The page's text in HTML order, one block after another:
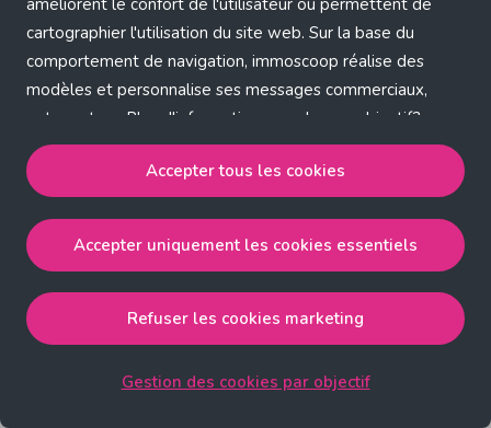
cartographier l'utilisation du site web. Sur la base du
comportement de navigation, immoscoop réalise des
modèles et personnalise ses messages commerciaux,
entre autres. Plus d'informations sur chaque objectif?
Cliquez sur 'Gestion des cookies par objectif'.
Notre politique de cookies
Accepter tous les cookies
strictement nécessaires, performance, fonctionnalité et
publicité ciblée.
Accepter uniquement les cookies essentielsaccepte
les cookies strictement nécessaires.
Accepter tous les cookies
Accepter uniquement les cookies essentiels
Refuser les cookies marketing
Gestion des cookies par objectif